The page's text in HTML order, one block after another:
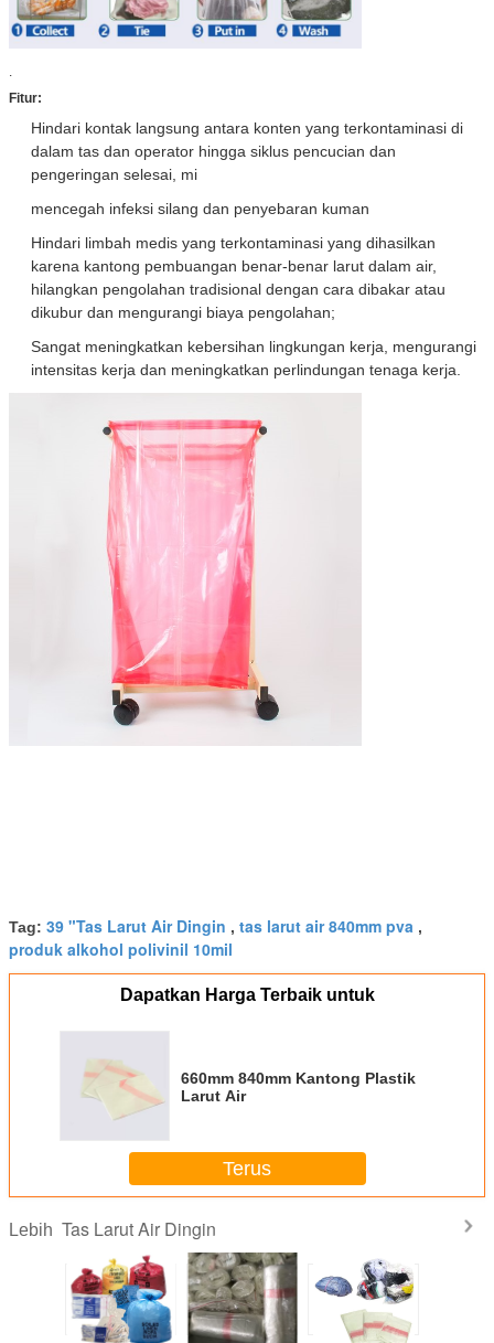
.
Fitur:
Hindari kontak langsung antara konten yang terkontaminasi di
dalam tas dan operator hingga siklus pencucian dan
pengeringan selesai, mi
mencegah infeksi silang dan penyebaran kuman
Hindari limbah medis yang terkontaminasi yang dihasilkan
karena kantong pembuangan benar-benar larut dalam air,
hilangkan pengolahan tradisional dengan cara dibakar atau
dikubur dan mengurangi biaya pengolahan;
Sangat meningkatkan kebersihan lingkungan kerja, mengurangi
intensitas kerja dan meningkatkan perlindungan tenaga kerja.
Tag: 39 "Tas Larut Air Dingin , tas larut air 840mm pva ,
produk alkohol polivinil 10mil
Dapatkan Harga Terbaik untuk
660mm 840mm Kantong Plastik
Larut Air
Terus
Lebih Tas Larut Air Dingin